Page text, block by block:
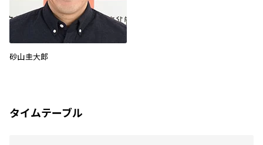
砂山圭大郎
タイムテーブル